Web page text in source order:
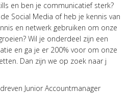
en ben je communicatief sterk?
Social Media of heb je kennis van
en netwerk gebruiken om onze
Wil je onderdeel zijn een
en ga je er 200% voor om onze
Dan zijn we op zoek naar j
Junior Accountmanager